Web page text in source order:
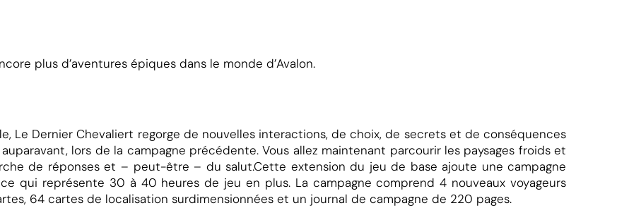
plus d’aventures épiques dans le monde d’Avalon.
Le Dernier Chevaliert regorge de nouvelles interactions, de choix, de secrets et de conséquences
lors de la campagne précédente. Vous allez maintenant parcourir les paysages froids et
de réponses et – peut-être – du salut.Cette extension du jeu de base ajoute une campagne
qui représente 30 à 40 heures de jeu en plus. La campagne comprend 4 nouveaux voyageurs
64 cartes de localisation surdimensionnées et un journal de campagne de 220 pages.